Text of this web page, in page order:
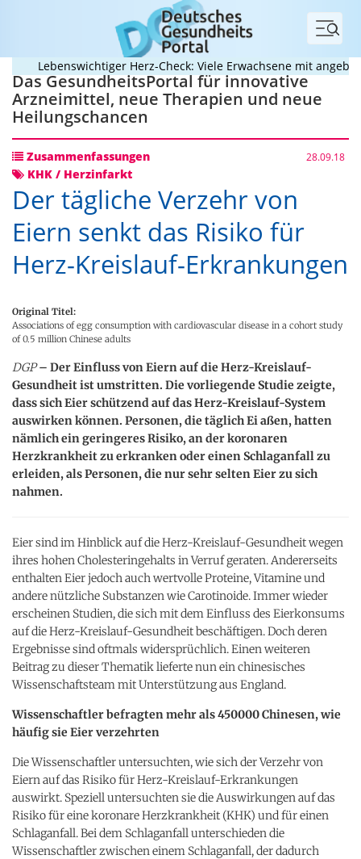
Menü
Lebenswichtiger Herz-Check: Viele Erwachsene mit
Das GesundheitsPortal für innovative
Arzneimittel, neue Therapien und neue
Heilungschancen
Zusammenfassungen 28.09.18
KHK / Herzinfarkt
Der tägliche Verzehr von
Eiern senkt das Risiko für
Herz-Kreislauf-Erkrankungen
Original Titel:
Associations of egg consumption with cardiovascular disease in a cohort study
of 0.5 million Chinese adults
DGP– Der Einfluss von Eiern auf die Herz-Kreislauf-
Gesundheit ist umstritten. Die vorliegende Studie zeigte,
dass sich Eier schützend auf das Herz-Kreislauf-System
auswirken können. Personen, die täglich Ei aßen, hatten
nämlich ein geringeres Risiko, an der koronaren
Herzkrankheit zu erkranken oder einen Schlaganfall zu
erleiden, als Personen, die nur sehr selten Eier zu sich
nahmen.
Eier sind im Hinblick auf die Herz-Kreislauf-Gesundheit wegen
ihres hohen Cholesteringehalts in Verruf geraten. Andererseits
enthalten Eier jedoch auch wertvolle Proteine, Vitamine und
andere nützliche Substanzen wie Carotinoide. Immer wieder
erscheinen Studien, die sich mit dem Einfluss des Eierkonsums
auf die Herz-Kreislauf-Gesundheit beschäftigen. Doch deren
Ergebnisse sind oftmals widersprüchlich. Einen weiteren
Beitrag zu dieser Thematik lieferte nun ein chinesisches
Wissenschaftsteam mit Unterstützung aus England.
Wissenschaftler befragten mehr als 450000 Chinesen, wie
häufig sie Eier verzehrten
Die Wissenschaftler untersuchten, wie sich der Verzehr von
Eiern auf das Risiko für Herz-Kreislauf-Erkrankungen
auswirkt. Speziell untersuchten sie die Auswirkungen auf das
Risiko für eine koronare Herzkrankheit (KHK) und für einen
Schlaganfall. Bei dem Schlaganfall unterschieden die
Wissenschaftler zwischen einem Schlaganfall, der dadurch